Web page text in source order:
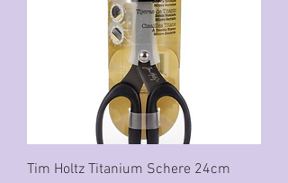
Tim Holtz Titanium Schere 24cm